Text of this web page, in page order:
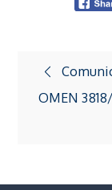
Navigare
OMEN